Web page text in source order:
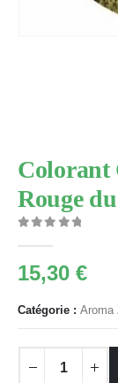
Colorant
Rouge
15,30 €
Catégorie : Aroma